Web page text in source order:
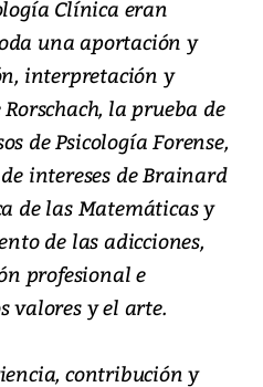
Clínica eran
una aportación y
interpretación y
la prueba de
de Psicología Forense,
intereses de Brainard
de las Matemáticas y
de las adicciones,
profesional e
valores y el arte.
contribución y